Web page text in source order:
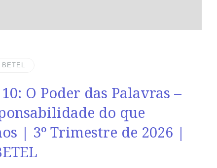
BETEL
O Poder das Palavras –
do que
| 3º Trimestre de 2026 |